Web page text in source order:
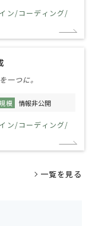
ン/コーディング/
一つに。
模 情報非公開
ン/コーディング/
一覧を見る